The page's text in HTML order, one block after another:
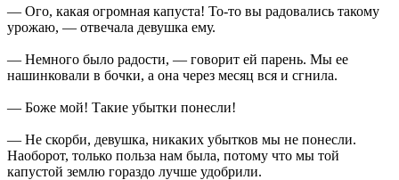
— Ого, какая огромная капуста! То-то вы радовались такому
урожаю, — отвечала девушка ему.
— Немного было радости, — говорит ей парень. Мы ее
нашинковали в бочки, а она через месяц вся и сгнила.
— Боже мой! Такие убытки понесли!
— Не скорби, девушка, никаких убытков мы не понесли.
Наоборот, только польза нам была, потому что мы той
капустой землю гораздо лучше удобрили.